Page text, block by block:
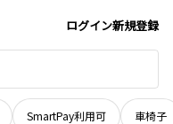
ログイン新規登録
SmartPay利用可 車椅子